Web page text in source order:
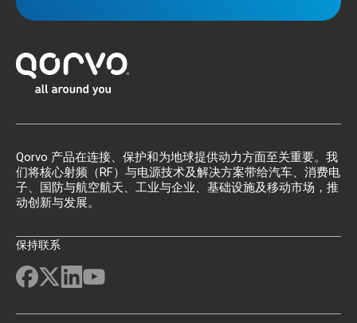
Qorvo 产品在连接、保护和为地球提供动力方面至关重要。我
们将核心射频（RF）与电源技术及解决方案带给汽车、消费电
子、国防与航空航天、工业与企业、基础设施及移动市场，推
动创新与发展。
保持联系